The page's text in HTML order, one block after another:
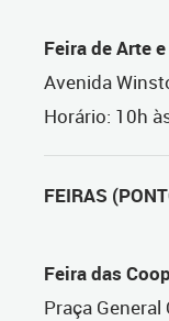
Feira de Arte
Avenida
Horário: 10h
FEIRAS
Feira das
Praça